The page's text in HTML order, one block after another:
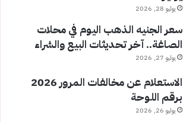
يوليو 28, 2026
سعر الجنيه الذهب اليوم في محلات
الصاغة.. آخر تحديثات البيع والشراء
يوليو 27, 2026
الاستعلام عن مخالفات المرور 2026
برقم اللوحة
يوليو 26, 2026